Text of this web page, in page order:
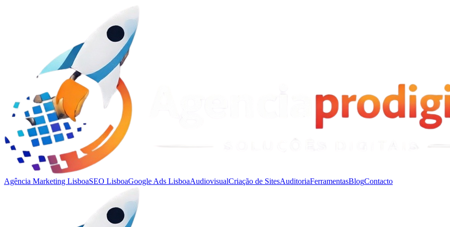
Agência Marketing LisboaSEO LisboaGoogle Ads LisboaAudiovisualCriação de SitesAuditoriaFerramentasBlogContacto